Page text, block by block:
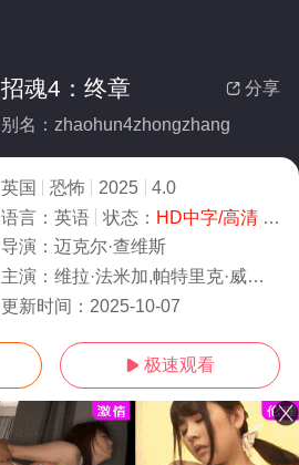
 分享
招魂4：终章
别名：zhaohun4zhongzhang
英国 恐怖 2025
4.0
语言： 英语 状态： HD中字/高清- 免费在线观看
导演： 迈克尔·查维斯
主演： 维拉·法米加,帕特里克·威尔森,本·哈迪,米娅·汤姆林森,麦迪森·劳勒,奥瑞恩·史密斯,艾略特·科万,碧悠·加德斯顿,彼得·怀特,Kate
更新时间： 2025-10-07
 极速观看